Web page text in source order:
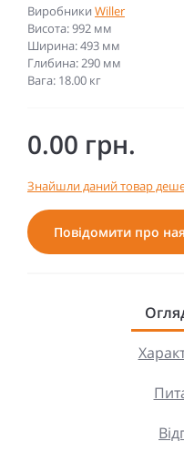
Виробники Willer
Висота: 992 мм
Ширина: 493 мм
Глибина: 290 мм
Вага: 18.00 кг
0.00 грн.
Знайшли даний товар
Повідомити про